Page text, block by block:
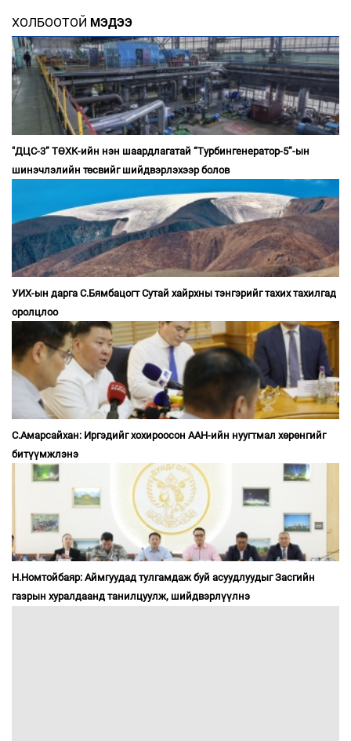
ХОЛБООТОЙ МЭДЭЭ
"ДЦС-3” ТӨХК-ийн нэн шаардлагатай “Турбингенератор-5”-ын
шинэчлэлийн төсвийг шийдвэрлэхээр болов
УИХ-ын дарга С.Бямбацогт Сутай хайрхны тэнгэрийг тахих тахилгад
оролцлоо
С.Амарсайхан: Иргэдийг хохироосон ААН-ийн нуугтмал хөрөнгийг
битүүмжлэнэ
Н.Номтойбаяр: Аймгуудад тулгамдаж буй асуудлуудыг Засгийн
газрын хуралдаанд танилцуулж, шийдвэрлүүлнэ